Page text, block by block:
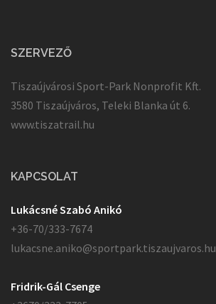
SZERVEZŐ
Tiszaújvárosi Sport-Park Nonprofit Kft.
3580 Tiszaújváros, Teleki Blanka út 6.
www.tiszatrail.hu
KAPCSOLAT
Lukácsné Szabó Anikó
+36-70/333-7674
lukacsne.aniko@sportpark.tiszaujvaros.hu
Fridrik-Gál Csenge